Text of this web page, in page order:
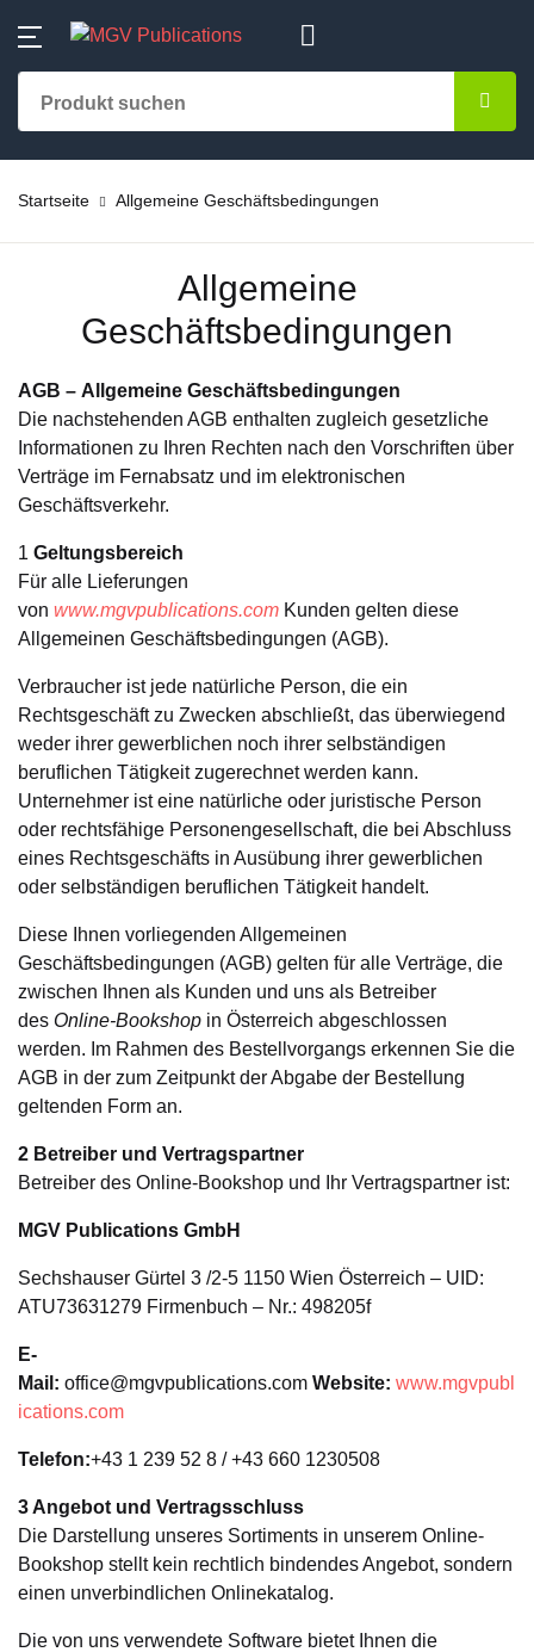
MENU
Kategorien
Kategorien
Kinderbücher
Philosophie
Französische
Ratgeber
Politik
Verlag
Bestseller
Neuheiten
Leseempfehlung
Bestellung
Mein Warenkorb
So erreichen Sie uns
TR
DE
Konto
Username oder Email *
Merken
Anmelden
Ihr Einkaufswagen (0)
Keine Produkte
Startseite Allgemeine Geschäftsbedingungen
Allgemeine
Geschäftsbedingungen
AGB – Allgemeine Geschäftsbedingungen
Die nachstehenden AGB enthalten zugleich gesetzliche
Informationen zu Ihren Rechten nach den Vorschriften über
Verträge im Fernabsatz und im elektronischen
Geschäftsverkehr.
1 Geltungsbereich
Für alle Lieferungen
von www.mgvpublications.com Kunden gelten diese
Allgemeinen Geschäftsbedingungen (AGB).
Verbraucher ist jede natürliche Person, die ein
Rechtsgeschäft zu Zwecken abschließt, das überwiegend
weder ihrer gewerblichen noch ihrer selbständigen
beruflichen Tätigkeit zugerechnet werden kann.
Unternehmer ist eine natürliche oder juristische Person
oder rechtsfähige Personengesellschaft, die bei Abschluss
eines Rechtsgeschäfts in Ausübung ihrer gewerblichen
oder selbständigen beruflichen Tätigkeit handelt.
Diese Ihnen vorliegenden Allgemeinen
Geschäftsbedingungen (AGB) gelten für alle Verträge, die
zwischen Ihnen als Kunden und uns als Betreiber
des Online-Bookshop in Österreich abgeschlossen
werden. Im Rahmen des Bestellvorgangs erkennen Sie die
AGB in der zum Zeitpunkt der Abgabe der Bestellung
geltenden Form an.
2 Betreiber und Vertragspartner
Betreiber des Online-Bookshop und Ihr Vertragspartner ist:
MGV Publications GmbH
Sechshauser Gürtel 3 /2-5 1150 Wien Österreich – UID:
ATU73631279 Firmenbuch – Nr.: 498205f
E-
Mail: office@mgvpublications.com Website: www.mgvpubl
ications.com
Telefon:+43 1 239 52 8 / +43 660 1230508
3 Angebot und Vertragsschluss
Die Darstellung unseres Sortiments in unserem Online-
Bookshop stellt kein rechtlich bindendes Angebot, sondern
einen unverbindlichen Onlinekatalog.
Die von uns verwendete Software bietet Ihnen die